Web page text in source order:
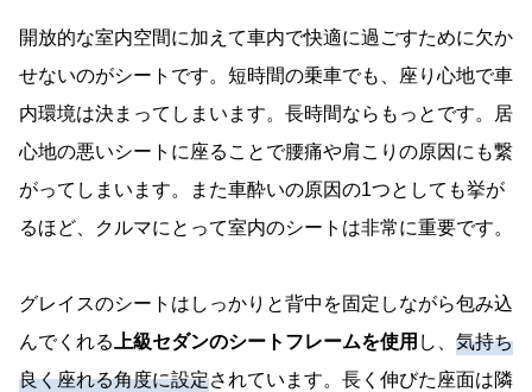
開放的な室内空間に加えて車内で快適に過ごすために欠か
せないのがシートです。短時間の乗車でも、座り心地で車
内環境は決まってしまいます。長時間ならもっとです。居
心地の悪いシートに座ることで腰痛や肩こりの原因にも繋
がってしまいます。また車酔いの原因の1つとしても挙が
るほど、クルマにとって室内のシートは非常に重要です。
グレイスのシートはしっかりと背中を固定しながら包み込
んでくれる
上級セダンのシートフレームを使用 し、 気持ち
良く座れる角度に設定されています。長く伸びた座面は隣